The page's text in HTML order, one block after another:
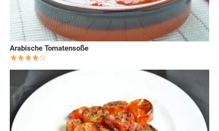
Arabische Tomatensoße